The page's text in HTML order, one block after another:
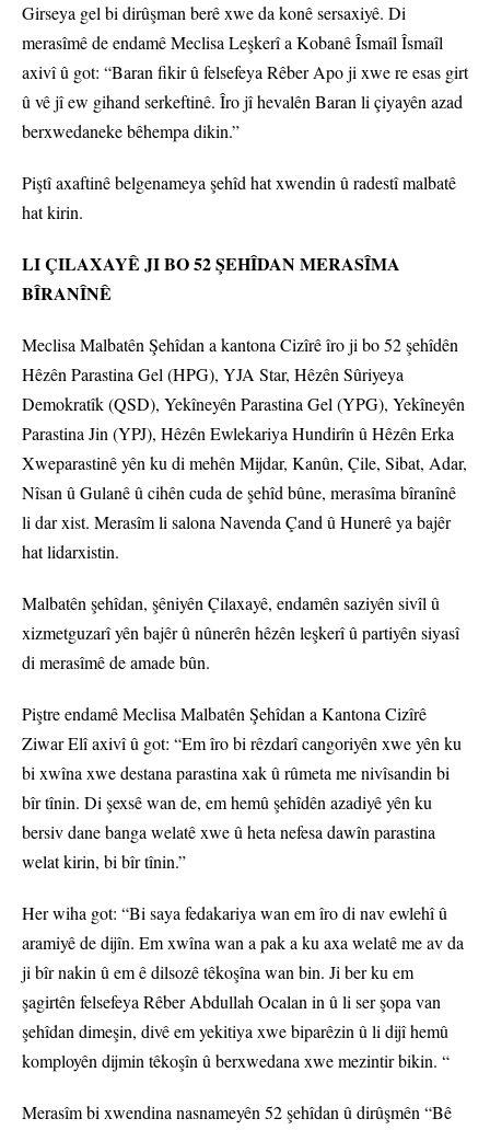
Girseya gel bi dirûşman berê xwe da konê sersaxiyê. Di
merasîmê de endamê Meclisa Leşkerî a Kobanê Îsmaîl Îsmaîl
axivî û got: “Baran fikir û felsefeya Rêber Apo ji xwe re esas girt
û vê jî ew gihand serkeftinê. Îro jî hevalên Baran li çiyayên azad
berxwedaneke bêhempa dikin.”
Piştî axaftinê belgenameya şehîd hat xwendin û radestî malbatê
hat kirin.
LI ÇILAXAYÊ JI BO 52 ŞEHÎDAN MERASÎMA
BÎRANÎNÊ
Meclisa Malbatên Şehîdan a kantona Cizîrê îro ji bo 52 şehîdên
Hêzên Parastina Gel (HPG), YJA Star, Hêzên Sûriyeya
Demokratîk (QSD), Yekîneyên Parastina Gel (YPG), Yekîneyên
Parastina Jin (YPJ), Hêzên Ewlekariya Hundirîn û Hêzên Erka
Xweparastinê yên ku di mehên Mijdar, Kanûn, Çile, Sibat, Adar,
Nîsan û Gulanê û cihên cuda de şehîd bûne, merasîma bîranînê
li dar xist. Merasîm li salona Navenda Çand û Hunerê ya bajêr
hat lidarxistin.
Malbatên şehîdan, şêniyên Çilaxayê, endamên saziyên sivîl û
xizmetguzarî yên bajêr û nûnerên hêzên leşkerî û partiyên siyasî
di merasîmê de amade bûn.
Piştre endamê Meclisa Malbatên Şehîdan a Kantona Cizîrê
Ziwar Elî axivî û got: “Em îro bi rêzdarî cangoriyên xwe yên ku
bi xwîna xwe destana parastina xak û rûmeta me nivîsandin bi
bîr tînin. Di şexsê wan de, em hemû şehîdên azadiyê yên ku
bersiv dane banga welatê xwe û heta nefesa dawîn parastina
welat kirin, bi bîr tînin.”
Her wiha got: “Bi saya fedakariya wan em îro di nav ewlehî û
aramiyê de dijîn. Em xwîna wan a pak a ku axa welatê me av da
ji bîr nakin û em ê dilsozê têkoşîna wan bin. Ji ber ku em
şagirtên felsefeya Rêber Abdullah Ocalan in û li ser şopa van
şehîdan dimeşin, divê em yekitiya xwe biparêzin û li dijî hemû
komployên dijmin têkoşîn û berxwedana xwe mezintir bikin. “
Merasîm bi xwendina nasnameyên 52 şehîdan û dirûşmên “Bê